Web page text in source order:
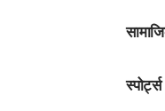
स्पोर्ट्स